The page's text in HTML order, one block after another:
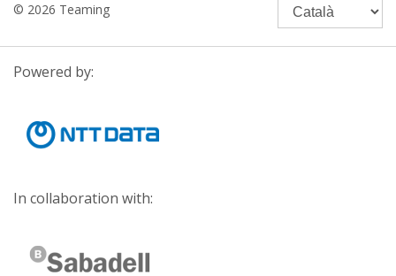
© 2026 Teaming
Powered by:
In collaboration with: